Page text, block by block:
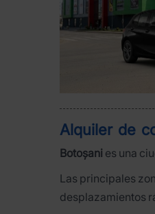
Alquiler de
Botoșani es una
Las principales
desplazamientos